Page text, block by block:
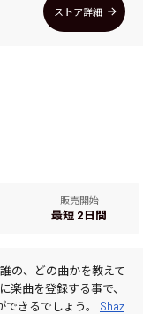
ストア詳細
販売開始
最短 2日間
の、どの曲かを教えて
楽曲を登録する事で、
きるでしょう。 Shaz